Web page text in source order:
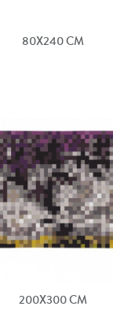
80X240 CM
200X300 CM